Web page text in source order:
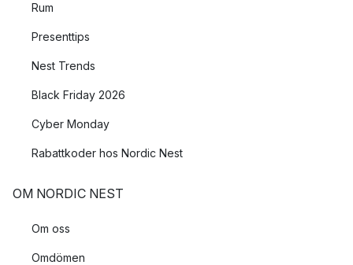
Rum
Presenttips
Nest Trends
Black Friday 2026
Cyber Monday
Rabattkoder hos Nordic Nest
OM NORDIC NEST
Om oss
Omdömen